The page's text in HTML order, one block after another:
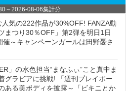
～ 2026-08-06集計分
気の222作品が30%OFF! FANZA動
まつり30％OFF」第2弾を明日1日
～キャンペーンガールは田野憂さ
」の水色担当“まなふぃ”こと真中ま
グラビアに挑戦! 「週刊プレイボー
ある美ボディを披露～「ビキニとか